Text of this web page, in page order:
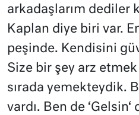
arkadaşlarım dediler
Kaplan diye biri var.
peşinde. Kendisini
Size bir şey arz
sırada yemekteydik.
vardı. Ben de